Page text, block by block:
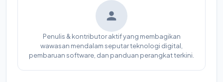
Penulis & kontributor aktif yang membagikan
wawasan mendalam seputar teknologi digital,
pembaruan software, dan panduan perangkat terkini.